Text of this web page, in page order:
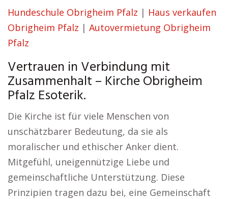
Hundeschule Obrigheim Pfalz | Haus verkaufen
Obrigheim Pfalz | Autovermietung Obrigheim
Pfalz
Vertrauen in Verbindung mit
Zusammenhalt – Kirche Obrigheim
Pfalz Esoterik.
Die Kirche ist für viele Menschen von
unschätzbarer Bedeutung, da sie als
moralischer und ethischer Anker dient.
Mitgefühl, uneigennützige Liebe und
gemeinschaftliche Unterstützung. Diese
Prinzipien tragen dazu bei, eine Gemeinschaft